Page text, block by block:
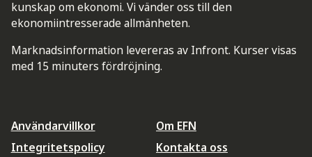
kunskap om ekonomi. Vi vänder oss till den
ekonomiintresserade allmänheten.
Marknadsinformation levereras av Infront. Kurser visas
med 15 minuters fördröjning.
Användarvillkor
Integritetspolicy
Om EFN
Kontakta oss